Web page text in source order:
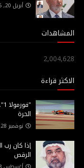
أبريل 20, 2026
المشاهدات
2,004,628
الاكثر قراءة
الحرة
نوفمبر 28, 2020
إذا كان
الرقص